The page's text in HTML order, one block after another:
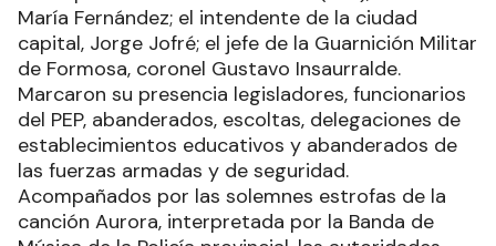
María Fernández; el intendente de la ciudad
capital, Jorge Jofré; el jefe de la Guarnición Militar
de Formosa, coronel Gustavo Insaurralde.
Marcaron su presencia legisladores, funcionarios
del PEP, abanderados, escoltas, delegaciones de
establecimientos educativos y abanderados de
las fuerzas armadas y de seguridad.
Acompañados por las solemnes estrofas de la
canción Aurora, interpretada por la Banda de